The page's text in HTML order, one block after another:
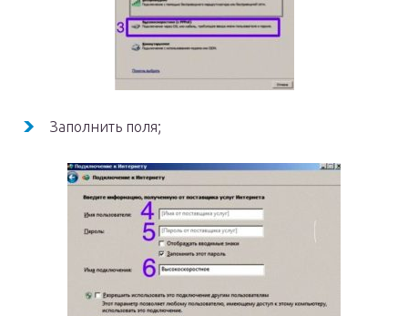
Заполнить поля;